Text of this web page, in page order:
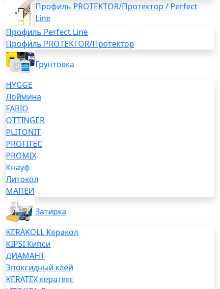
Профиль PROTEKTOR/Протектор / Perfect
Line
Профиль Perfect Line
Профиль PROTEKTOR/Протектор
Грунтовка
HYGGE
Лоймина
FABIO
OTTINGER
PLITONIT
PROFITEC
PROMIX
Кнауф
Литокол
МАПЕИ
Затирка
KERAKOLL Керакол
KIPSI Кипси
ДИАМАНТ
Эпоксидный клей
KERATEX кератекс